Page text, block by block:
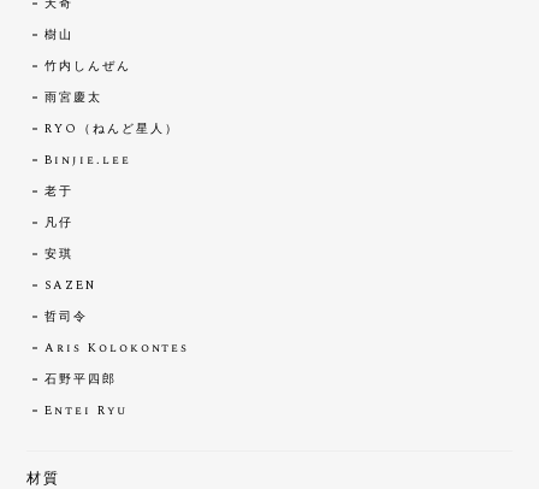
天奇
樹山
竹内しんぜん
雨宮慶太
RYO（ねんど星人）
Binjie.lee
老于
凡仔
安琪
SAZEN
哲司令
Aris Kolokontes
石野平四郎
Entei Ryu
材質